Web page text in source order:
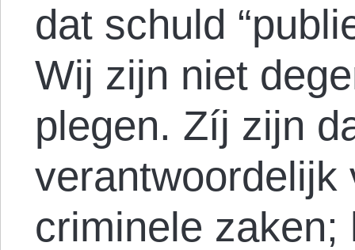
dat schuld
Wij zijn niet
plegen. Zíj zijn
verantwoordelijk
criminele zaken;